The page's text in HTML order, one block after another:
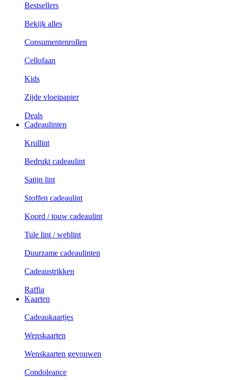
Bestsellers
Bekijk alles
Consumentenrollen
Cellofaan
Kids
Zijde vloeipapier
Deals
Cadeaulinten
Krullint
Bedrukt cadeaulint
Satijn lint
Stoffen cadeaulint
Koord / touw cadeaulint
Tule lint / weblint
Duurzame cadeaulinten
Cadeaustrikken
Raffia
Kaarten
Cadeaukaartjes
Wenskaarten
Wenskaarten gevouwen
Condoleance